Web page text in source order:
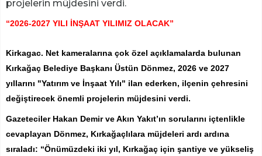
projelerin müjdesini verdi.
“2026-2027 YILI İNŞAAT YILIMIZ OLACAK”
Kirkagac. Net kameralarına çok özel açıklamalarda bulunan
Kırkağaç Belediye Başkanı Üstün Dönmez, 2026 ve 2027
yıllarını "Yatırım ve İnşaat Yılı" ilan ederken, ilçenin çehresini
değiştirecek önemli projelerin müjdesini verdi.
Gazeteciler Hakan Demir ve Akın Yakıt’ın sorularını içtenlikle
cevaplayan Dönmez, Kırkağaçlılara müjdeleri ardı ardına
sıraladı: “Önümüzdeki iki yıl, Kırkağaç için şantiye ve yükseliş